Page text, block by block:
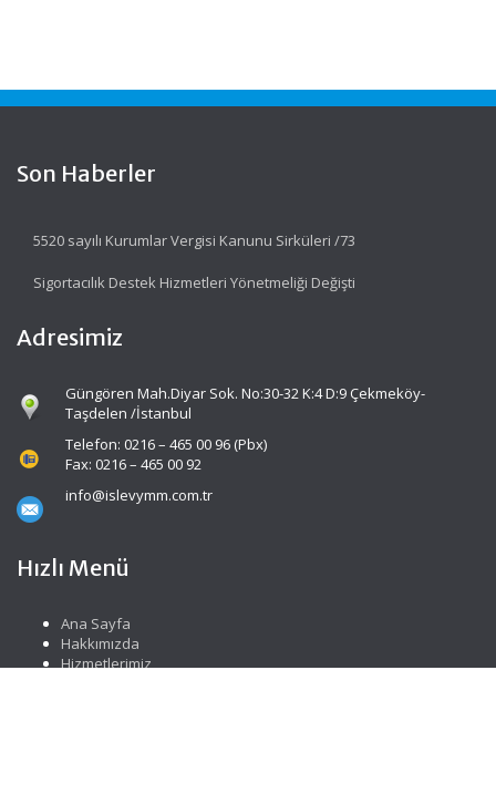
Son Haberler
5520 sayılı Kurumlar Vergisi Kanunu Sirküleri /73
Sigortacılık Destek Hizmetleri Yönetmeliği Değişti
Adresimiz
Güngören Mah.Diyar Sok. No:30-32 K:4 D:9 Çekmeköy-
Taşdelen /İstanbul
Telefon: 0216 – 465 00 96 (Pbx)
Fax: 0216 – 465 00 92
info@islevymm.com.tr
Hızlı Menü
Ana Sayfa
Hakkımızda
Hizmetlerimiz